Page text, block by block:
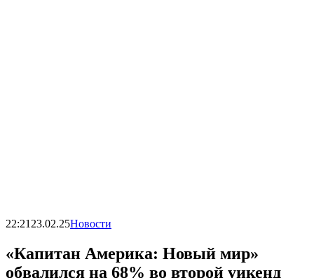
22:21 23.02.25Новости
«Капитан Америка: Новый мир»
обвалился на 68% во второй уикенд